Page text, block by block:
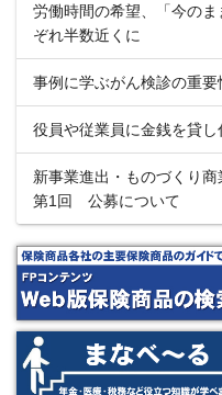
労働時間の希望、「今の
ぞれ半数近くに
事例に学ぶがん検診の重要
役員や従業員に金銭を貸し
新事業進出・ものづくり
第1回 公募について